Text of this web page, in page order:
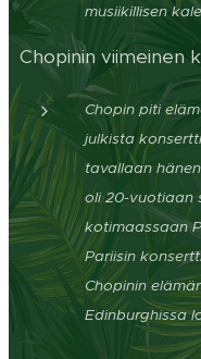
musiikillisen
Chopinin viimeinen
Chopin piti
julkista
tavallaan
oli 20-vuotiaan
kotimaassaan
Pariisin
Chopinin
Edinburghissa